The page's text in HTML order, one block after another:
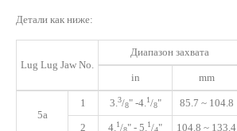
Детали как ниже:
Lug Lug Jaw No.
Диапазон захвата
in mm
5a
1 3.3/8" -4.1/8"
85.7 ~ 104.8
2
4.1/ " - 5.1/ " 104.8 ~ 133.4